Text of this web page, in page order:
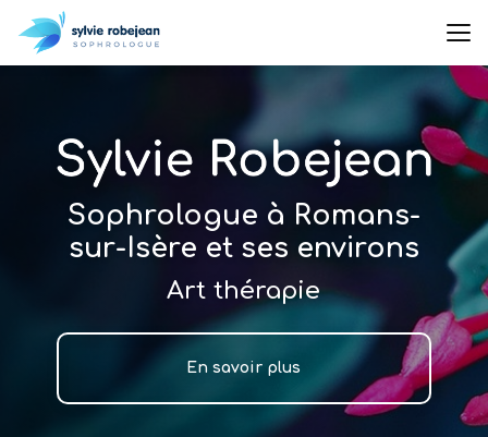
au
contenu
Sophrologue à Romans-
sur-Isère et ses environs
Art thérapie
En savoir plus